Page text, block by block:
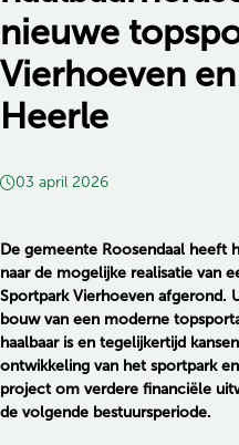
nieuwe
Vierhoeven
Heerle
03 april 2026
De gemeente Roosendaal heeft
naar de mogelijke realisatie van
Sportpark Vierhoeven afgerond.
bouw van een moderne
haalbaar is en tegelijkertijd
ontwikkeling van het sportpark
project om verdere financiële
de volgende bestuursperiode.